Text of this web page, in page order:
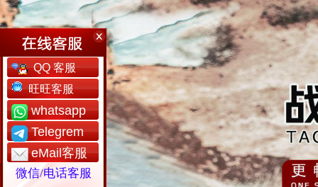
QQ 客服
旺旺客服
whatsapp
Telegrem
eMail客服
微信/电话客服